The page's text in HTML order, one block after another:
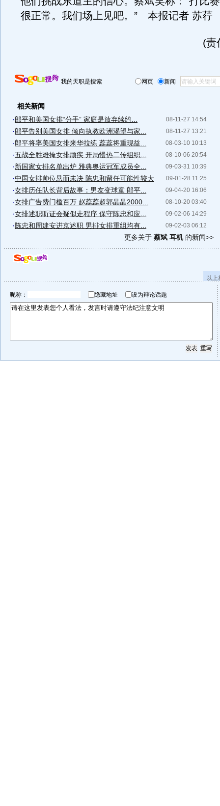
很正常。我们场上见吧。” 本报记者 苏荇
(责
我的天职是搜索 网页 新闻
相关新闻
08-11-27 14:54
·郎平和美国女排“分手” 家庭是放弃续约...
08-11-27 13:21
·郎平告别美国女排 倾向执教欧洲渴望与家...
08-03-10 10:13
·郎平将率美国女排来华拉练 蕊蕊将重现益...
08-10-06 20:54
·五战全胜难掩女排顽疾 开局慢热二传组织...
09-03-31 10:39
·新国家女排名单出炉 雅典奥运冠军成员全...
09-01-28 11:25
·中国女排帅位悬而未决 陈忠和留任可能性较大
09-04-20 16:06
·女排历任队长背后故事：男友变球童 郎平...
08-10-20 03:40
·女排广告费门槛百万 赵蕊蕊超郭晶晶2000...
09-02-06 14:29
·女排述职听证会疑似走程序 保守陈忠和应...
09-02-03 06:12
· 陈忠和周建安进京述职 男排女排重组均有...
更多关于 蔡斌 耳机的新闻>>
以
昵称： 隐藏地址 设为辩论话题